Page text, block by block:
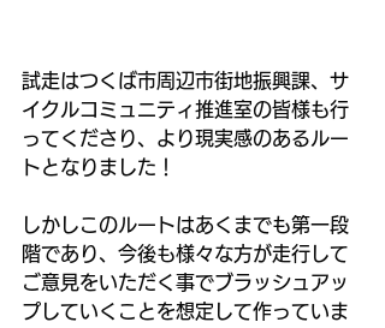
試走はつくば市周辺市街地振興課、サ
イクルコミュニティ推進室の皆様も行
ってくださり、より現実感のあるルー
トとなりました！
しかしこのルートはあくまでも第一段
階であり、今後も様々な方が走行して
ご意見をいただく事でブラッシュアッ
プしていくことを想定して作っていま